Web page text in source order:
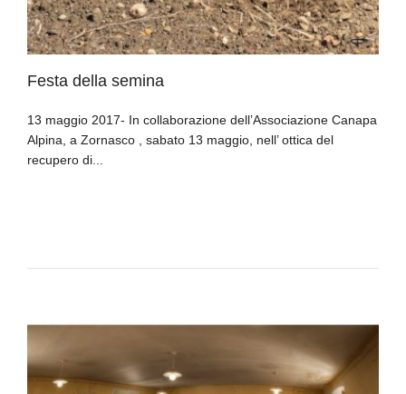
Festa della semina
13 maggio 2017- In collaborazione dell’Associazione Canapa
Alpina, a Zornasco , sabato 13 maggio, nell’ ottica del
recupero di...